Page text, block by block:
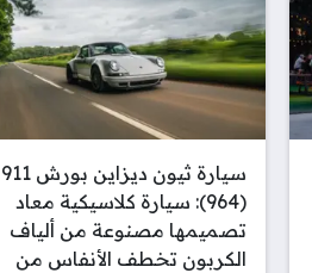
سيارة ثيون ديزاين بورش 911
(964): سيارة كلاسيكية معاد
تصميمها مصنوعة من ألياف
الكربون تخطف الأنفاس من